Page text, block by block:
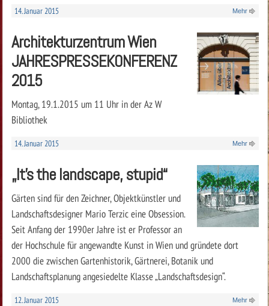
14. Januar 2015 Mehr
Architekturzentrum Wien
JAHRESPRESSEKONFERENZ
2015
Montag, 19.1.2015 um 11 Uhr in der Az W
Bibliothek
14. Januar 2015 Mehr
„It’s the landscape, stupid“
Gärten sind für den Zeichner, Objektkünstler und
Landschaftsdesigner Mario Terzic eine Obsession.
Seit Anfang der 1990er Jahre ist er Professor an
der Hochschule für angewandte Kunst in Wien und gründete dort
2000 die zwischen Gartenhistorik, Gärtnerei, Botanik und
Landschaftsplanung angesiedelte Klasse „Landschaftsdesign“.
12. Januar 2015 Mehr